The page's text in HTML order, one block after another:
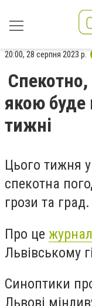
20:00, 28 серпня 2023 р.
якою буде
тижні
Цього тижня у
спекотна
грози та град.
Про це
Львівському
Синоптики
Львові